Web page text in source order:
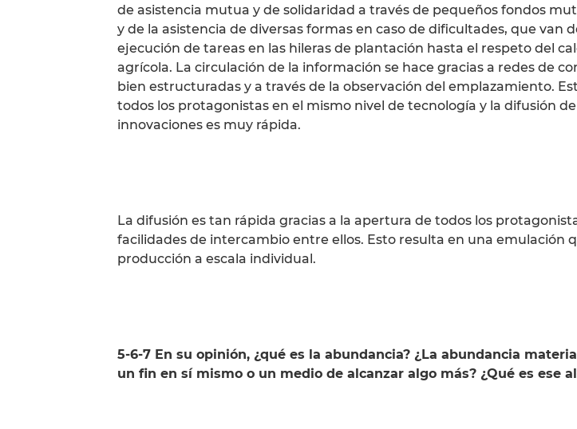
de asistencia mutua y de solidaridad a través de pequeños fondos
y de la asistencia de diversas formas en caso de dificultades, que van
ejecución de tareas en las hileras de plantación hasta el respeto del
agrícola. La circulación de la información se hace gracias a redes de
bien estructuradas y a través de la observación del emplazamiento.
todos los protagonistas en el mismo nivel de tecnología y la difusión
innovaciones es muy rápida.
La difusión es tan rápida gracias a la apertura de todos los
facilidades de intercambio entre ellos. Esto resulta en una emulación
producción a escala individual.
5-6-7 En su opinión, ¿qué es la abundancia? ¿La abundancia
un fin en sí mismo o un medio de alcanzar algo más? ¿Qué es ese